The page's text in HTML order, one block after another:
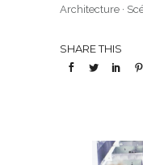
Architecture ·
SHARE THIS